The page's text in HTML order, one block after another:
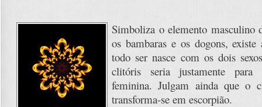
Simboliza o elemento masculino
os bambaras e os dogons,
todo ser nasce com os dois
clitóris seria justamente
feminina. Julgam ainda que o
transforma-se em escorpião.